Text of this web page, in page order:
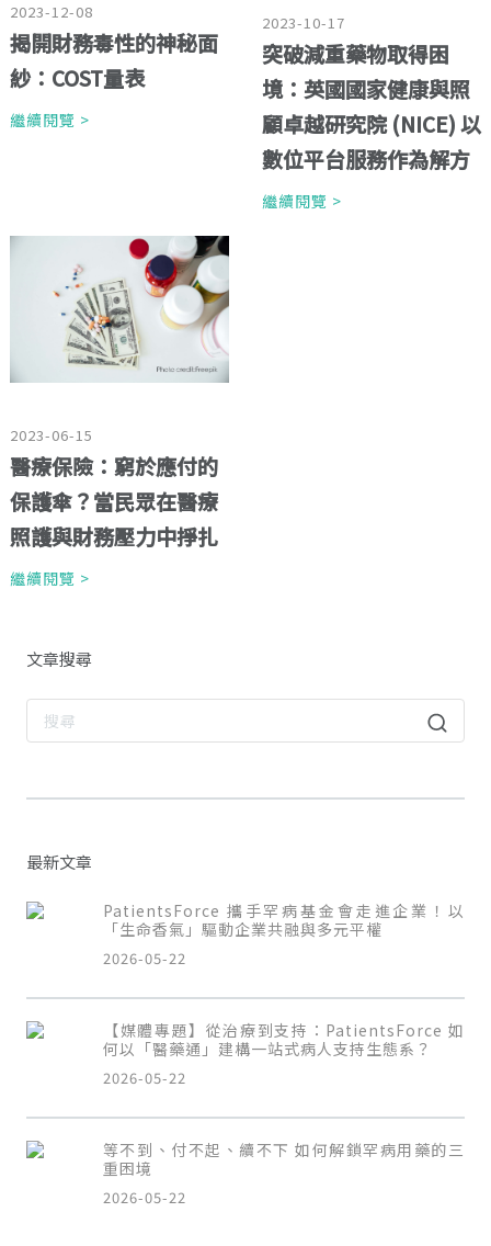
2023-12-08
揭開財務毒性的神秘面
紗：COST量表
繼續閱覽 >
2023-10-17
突破減重藥物取得困
境：英國國家健康與照
顧卓越研究院 (NICE) 以
數位平台服務作為解方
繼續閱覽 >
2023-06-15
醫療保險：窮於應付的
保護傘？當民眾在醫療
照護與財務壓力中掙扎
繼續閱覽 >
文章搜尋
最新文章
PatientsForce 攜手罕病基金會走進企業！以
「生命香氣」驅動企業共融與多元平權
2026-05-22
【媒體專題】從治療到支持：PatientsForce 如
何以「醫藥通」建構一站式病人支持生態系？
2026-05-22
等不到、付不起、續不下 如何解鎖罕病用藥的三
重困境
2026-05-22